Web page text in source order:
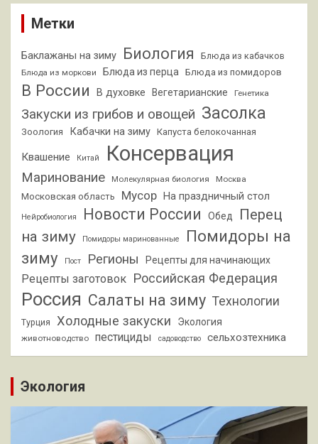
Метки
Баклажаны на зиму Биология Блюда из кабачков
Блюда из моркови Блюда из перца Блюда из помидоров
В России В духовке Вегетарианские Генетика
Закуски из грибов и овощей Засолка
Зоология Кабачки на зиму Капуста белокочанная
Квашение Китай Консервация
Маринование Молекулярная биология Москва
Московская область Мусор На праздничный стол
Нейробиология Новости России Обед
Перец
на зиму
Помидоры маринованные
Помидоры на
зиму
Пост Регионы Рецепты для начинающих
Рецепты заготовок Российская Федерация
Россия Салаты на зиму Технологии
Турция Холодные закуски Экология
животноводство пестициды садоводство сельхозтехника
Экология